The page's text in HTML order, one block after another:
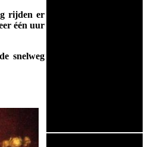
rijden er
één uur
snelweg